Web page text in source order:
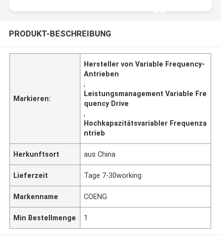
uns
PRODUKT-BESCHREIBUNG
Markieren:
Hersteller von Variable Frequency-
Antrieben
,
Leistungsmanagement Variable Fre
quency Drive
,
Hochkapazitätsvariabler Frequenza
ntrieb
Herkunftsort aus China
Lieferzeit Tage 7-30working
Markenname COENG
Min Bestellmenge 1